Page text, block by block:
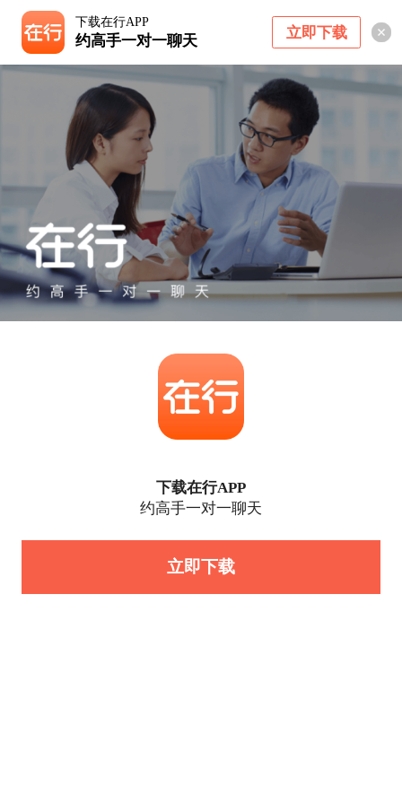
下载在行APP
约高手一对一聊天 立即下载
下载在行APP
约高手一对一聊天
立即下载